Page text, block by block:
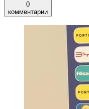
0
комментарии